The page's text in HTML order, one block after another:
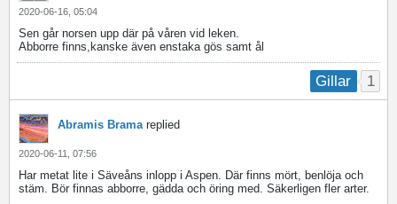
2020-06-16, 05:04
Sen går norsen upp där på våren vid leken.
Abborre finns,kanske även enstaka gös samt ål
Gillar 1
Abramis Bramareplied
2020-06-11, 07:56
Har metat lite i Säveåns inlopp i Aspen. Där finns mört, benlöja och
stäm. Bör finnas abborre, gädda och öring med. Säkerligen fler arter.